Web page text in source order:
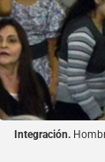
Integración.